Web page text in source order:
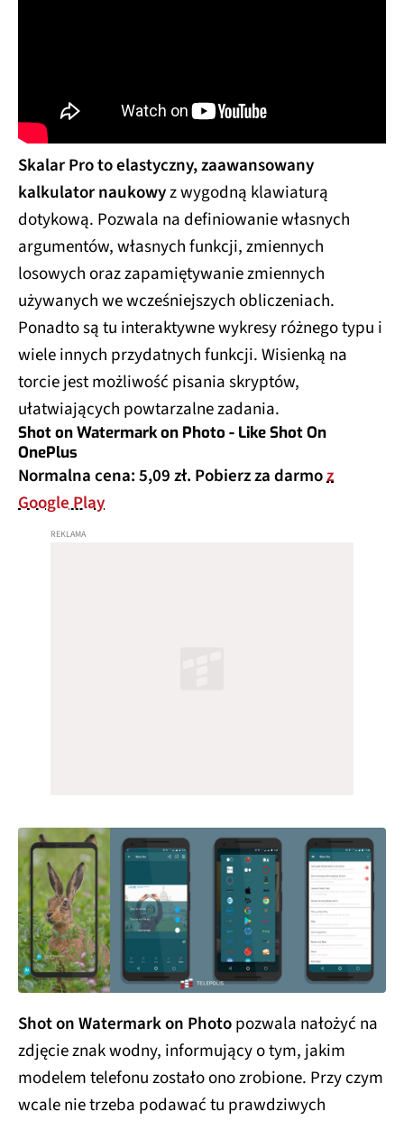
Skalar Pro to elastyczny, zaawansowany
kalkulator naukowyz wygodną klawiaturą
dotykową. Pozwala na definiowanie własnych
argumentów, własnych funkcji, zmiennych
losowych oraz zapamiętywanie zmiennych
używanych we wcześniejszych obliczeniach.
Ponadto są tu interaktywne wykresy różnego typu i
wiele innych przydatnych funkcji. Wisienką na
torcie jest możliwość pisania skryptów,
ułatwiających powtarzalne zadania.
Shot on Watermark on Photo - Like Shot On
OnePlus
Normalna cena: 5,09 zł. Pobierz za darmoz
Google Play
Shot on Watermark on Photopozwala nałożyć na
zdjęcie znak wodny, informujący o tym, jakim
modelem telefonu zostało ono zrobione. Przy czym
wcale nie trzeba podawać tu prawdziwych